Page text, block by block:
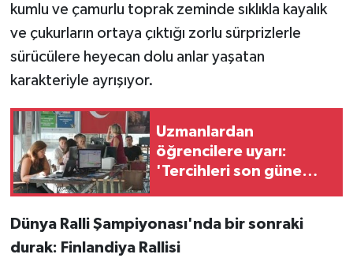
kumlu ve çamurlu toprak zeminde sıklıkla kayalık
ve çukurların ortaya çıktığı zorlu sürprizlerle
sürücülere heyecan dolu anlar yaşatan
karakteriyle ayrışıyor.
Uzmanlardan
öğrencilere uyarı:
'Tercihleri son güne
Dünya Ralli Şampiyonası'nda bir sonraki
durak: Finlandiya Rallisi